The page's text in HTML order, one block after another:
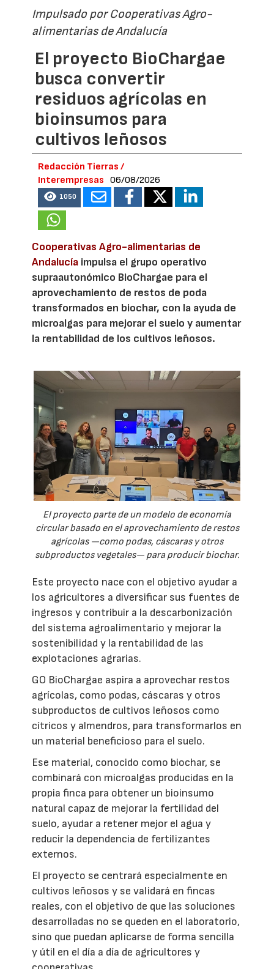
Impulsado por Cooperativas Agro-
alimentarias de Andalucía
El proyecto BioChargae
busca convertir
residuos agrícolas en
bioinsumos para
cultivos leñosos
Redacción Tierras /
Interempresas
06/08/2026
1050
Cooperativas Agro-alimentarias de
Andalucía impulsa el grupo operativo
supraautonómico BioChargae para el
aprovechamiento de restos de poda
transformados en biochar, con la ayuda de
microalgas para mejorar el suelo y aumentar
la rentabilidad de los cultivos leñosos.
El proyecto parte de un modelo de economía
circular basado en el aprovechamiento de restos
agrícolas —como podas, cáscaras y otros
subproductos vegetales— para producir biochar.
Este proyecto nace con el objetivo ayudar a
los agricultores a diversificar sus fuentes de
ingresos y contribuir a la descarbonización
del sistema agroalimentario y mejorar la
sostenibilidad y la rentabilidad de las
explotaciones agrarias.
GO BioChargae aspira a aprovechar restos
agrícolas, como podas, cáscaras y otros
subproductos de cultivos leñosos como
cítricos y almendros, para transformarlos en
un material beneficioso para el suelo.
Ese material, conocido como biochar, se
combinará con microalgas producidas en la
propia finca para obtener un bioinsumo
natural capaz de mejorar la fertilidad del
suelo, ayudar a retener mejor el agua y
reducir la dependencia de fertilizantes
externos.
El proyecto se centrará especialmente en
cultivos leñosos y se validará en fincas
reales, con el objetivo de que las soluciones
desarrolladas no se queden en el laboratorio,
sino que puedan aplicarse de forma sencilla
y útil en el día a día de agricultores y